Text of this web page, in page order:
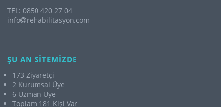
TEL: 0850 420 27 04
info
rehabilitasyon.com
ŞU AN SİTEMİZDE
173 Ziyaretçi
2 Kurumsal Üye
6 Uzman Üye
Toplam 181 Kişi Var